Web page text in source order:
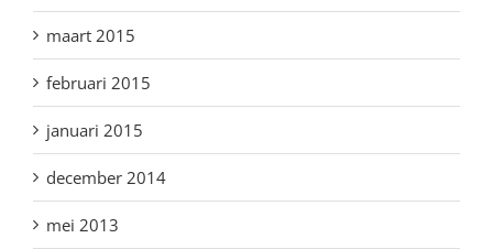
maart 2015
februari 2015
januari 2015
december 2014
mei 2013